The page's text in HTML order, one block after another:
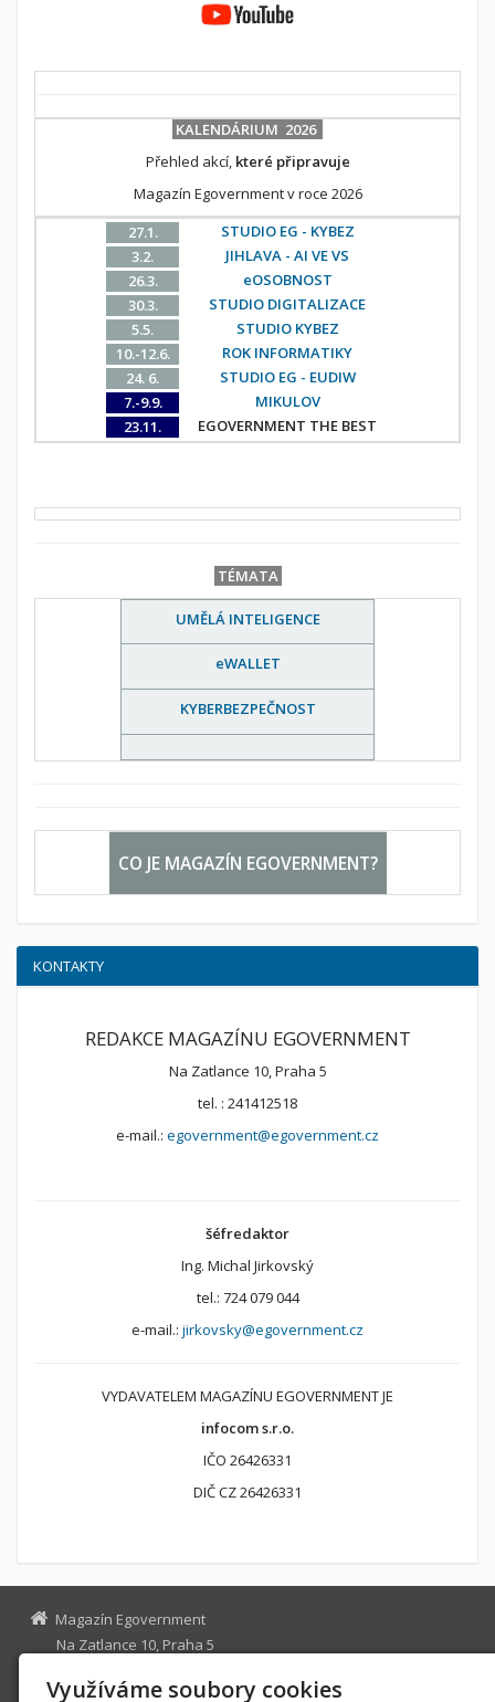
KALENDÁRIUM 2026
Přehled akcí, které připravuje
Magazín Egovernment v roce 2026
27.1.
STUDIO EG - KYBEZ
3.2.
JIHLAVA - AI VE VS
26.3.
eOSOBNOST
30.3.
STUDIO DIGITALIZACE
5.5.
STUDIO KYBEZ
10.-12.6.
ROK INFORMATIKY
24. 6.
STUDIO EG - EUDIW
7.-9.9.
MIKULOV
23.11.
EGOVERNMENT THE BEST
TÉMATA
UMĚLÁ INTELIGENCE
eWALLET
KYBERBEZPEČNOST
CO JE MAGAZÍN EGOVERNMENT?
KONTAKTY
REDAKCE MAGAZÍNU EGOVERNMENT
Na Zatlance 10, Praha 5
tel. : 241412518
e-mail.: egovernment@egovernment.cz
šéfredaktor
Ing. Michal Jirkovský
tel.: 724 079 044
e-mail.: jirkovsky@egovernment.cz
VYDAVATELEM MAGAZÍNU EGOVERNMENT JE
infocom s.r.o.
IČO 26426331
DIČ CZ 26426331
Magazín Egovernment
Na Zatlance 10, Praha 5
egovernment@egovernment.cz
Využíváme soubory cookies